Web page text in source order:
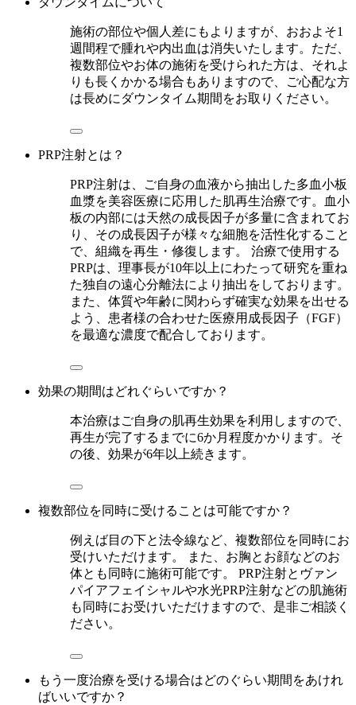
施術の部位や個人差にもよりますが、おおよそ1
週間程で腫れや内出血は消失いたします。ただ、
複数部位やお体の施術を受けられた方は、それよ
りも長くかかる場合もありますので、ご心配な方
は長めにダウンタイム期間をお取りください。
PRP注射とは？
PRP注射は、ご自身の血液から抽出した多血小板
血漿を美容医療に応用した肌再生治療です。血小
板の内部には天然の成長因子が多量に含まれてお
り、その成長因子が様々な細胞を活性化すること
で、組織を再生・修復します。 治療で使用する
PRPは、理事長が10年以上にわたって研究を重ね
た独自の遠心分離法により抽出をしております。
また、体質や年齢に関わらず確実な効果を出せる
よう、患者様の合わせた医療用成長因子（FGF）
を最適な濃度で配合しております。
効果の期間はどれぐらいですか？
本治療はご自身の肌再生効果を利用しますので、
再生が完了するまでに6か月程度かかります。そ
の後、効果が6年以上続きます。
複数部位を同時に受けることは可能ですか？
例えば目の下と法令線など、複数部位を同時にお
受けいただけます。 また、お胸とお顔などのお
体とも同時に施術可能です。 PRP注射とヴァン
パイアフェイシャルや水光PRP注射などの肌施術
も同時にお受けいただけますので、是非ご相談く
ださい。
もう一度治療を受ける場合はどのぐらい期間をあけれ
ばいいですか？